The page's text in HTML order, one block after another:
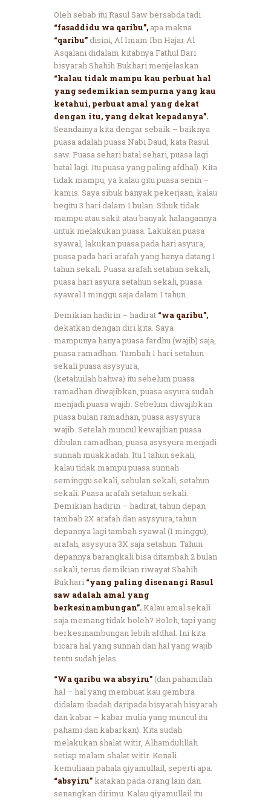
Oleh sebab itu Rasul Saw bersabda tadi
“fasaddidu wa qaribu”, apa makna
“qaribu”disini, Al Imam Ibn Hajar Al
Asqalani didalam kitabnya Fathul Bari
bisyarah Shahih Bukhari menjelaskan
“kalau tidak mampu kau perbuat hal
yang sedemikian sempurna yang kau
ketahui, perbuat amal yang dekat
dengan itu, yang dekat kepadanya”.
Seandainya kita dengar sebaik – baiknya
puasa adalah puasa Nabi Daud, kata Rasul
saw. Puasa sehari batal sehari, puasa lagi
batal lagi. Itu puasa yang paling afdhal). Kita
tidak mampu, ya kalau gitu puasa senin –
kamis. Saya sibuk banyak pekerjaan, kalau
begitu 3 hari dalam 1 bulan. Sibuk tidak
mampu atau sakit atau banyak halangannya
untuk melakukan puasa. Lakukan puasa
syawal, lakukan puasa pada hari asyura,
puasa pada hari arafah yang hanya datang 1
tahun sekali. Puasa arafah setahun sekali,
puasa hari asyura setahun sekali, puasa
syawal 1 minggu saja dalam 1 tahun.
Demikian hadirin – hadirat “wa qaribu”,
dekatkan dengan diri kita. Saya
mampunya hanya puasa fardhu (wajib) saja,
puasa ramadhan. Tambah 1 hari setahun
sekali puasa asysyura,
(ketahuilah bahwa) itu sebelum puasa
ramadhan diwajibkan, puasa asyura sudah
menjadi puasa wajib. Sebelum diwajibkan
puasa bulan ramadhan, puasa asysyura
wajib. Setelah muncul kewajiban puasa
dibulan ramadhan, puasa asysyura menjadi
sunnah muakkadah. Itu 1 tahun sekali,
kalau tidak mampu puasa sunnah
seminggu sekali, sebulan sekali, setahun
sekali. Puasa arafah setahun sekali.
Demikian hadirin – hadirat, tahun depan
tambah 2X arafah dan asysyura, tahun
depannya lagi tambah syawal (1 minggu),
arafah, asysyura 3X saja setahun. Tahun
depannya barangkali bisa ditambah 2 bulan
sekali, terus demikian riwayat Shahih
Bukhari “yang paling disenangi Rasul
saw adalah amal yang
berkesinambungan”.Kalau amal sekali
saja memang tidak boleh? Boleh, tapi yang
berkesinambungan lebih afdhal. Ini kita
bicara hal yang sunnah dan hal yang wajib
tentu sudah jelas.
“Wa qaribu wa absyiru”(dan pahamilah
hal – hal yang membuat kau gembira
didalam ibadah daripada bisyarah bisyarah
dan kabar – kabar mulia yang muncul itu
pahami dan kabarkan). Kita sudah
melakukan shalat witir, Alhamdulillah
setiap malam shalat witir. Kenali
kemuliaan pahala qiyamullail, seperti apa.
“absyiru”katakan pada orang lain dan
senangkan dirimu. Kalau qiyamullail itu